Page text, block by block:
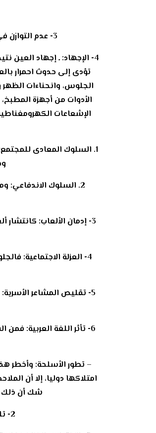
3- عدم التوازن في نسبة الطاقة بالجسم: ويكون إما بوفرة في الطاقة (نشاط زائد عن الحد)، أو نقص في الطاقة (الخمول الزائد عن الحد).
4- الإجهاد: ـ إجهاد العين
تؤدى إلى حدوث احمرار
الأدوات من أجهزة
الإشعاعات
1. السلوك المعادى
2. السلوك الاندفاعي:
3- إدمان الألعاب:
4- العزلة الاجتماعية:
5- تقليص المشاعر
6- تأثر اللغة العربية:
– تطور الأسلحة: وأخطر
امتلاكها دوليا، إلا أن
شك أن ذلك
2- تلوث الماء والتربة: وذلك نتيجة إلقاء النفايات الصناعية فيها، وتسرب بعض المواد البترولية في البحار والأنهار.